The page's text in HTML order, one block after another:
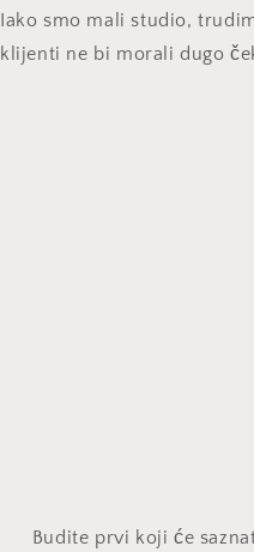
Iako smo mali studio,
klijenti ne bi morali dugo
Budite prvi koji će